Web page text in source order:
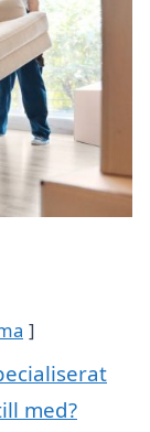
med?